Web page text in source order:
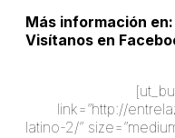
Más información en:
Visítanos en
link=”http://
latino-2/”